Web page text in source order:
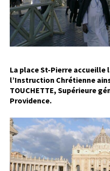
La place St-Pierre accueille
l’Instruction Chrétienne
TOUCHETTE, Supérieure
Providence.